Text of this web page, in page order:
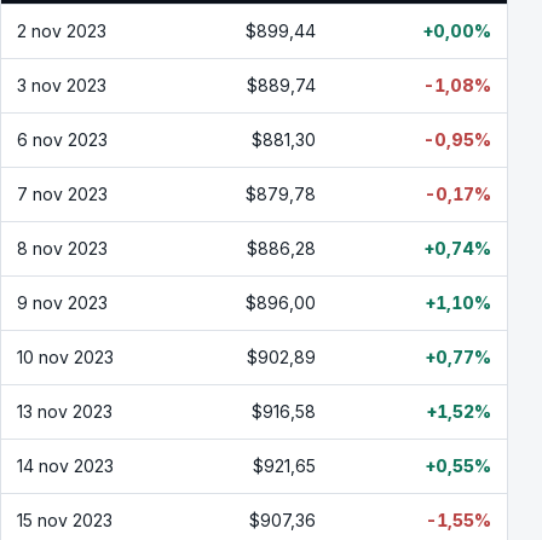
2 nov 2023 $899,44 +0,00%
3 nov 2023 $889,74 -1,08%
6 nov 2023 $881,30 -0,95%
7 nov 2023 $879,78 -0,17%
8 nov 2023 $886,28 +0,74%
9 nov 2023 $896,00 +1,10%
10 nov 2023 $902,89 +0,77%
13 nov 2023 $916,58 +1,52%
14 nov 2023 $921,65 +0,55%
15 nov 2023 $907,36 -1,55%